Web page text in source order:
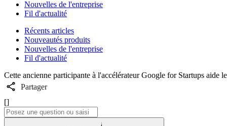
Nouvelles de l'entreprise
Fil d'actualité
Récents articles
Nouveautés produits
Nouvelles de l'entreprise
Fil d'actualité
Cette ancienne participante à l'accélérateur Google for Startups aide
Partager
[]